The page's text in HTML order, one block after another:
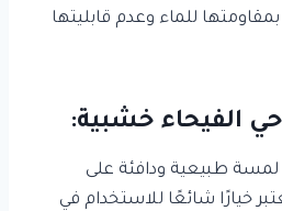
بمقاومتها للماء وعدم قابليتها
الفيحاء خشبية:
طبيعية ودافئة على
خيارًا شائعًا للاستخدام في